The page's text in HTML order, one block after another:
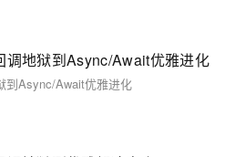
地狱到Async/Await优雅进化
到Async/Await优雅进化